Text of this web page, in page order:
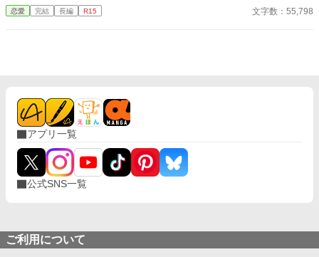
るわ！！」だった。
恋愛 完結 長編 R15 文字数：55,798
アプリ一覧
公式SNS一覧
ご利用について